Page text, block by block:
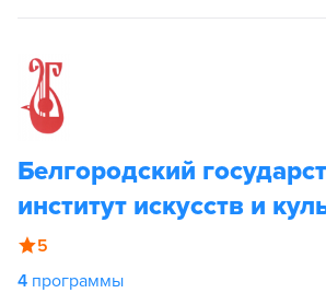
Белгородский
институт искусств и
5
4 программы